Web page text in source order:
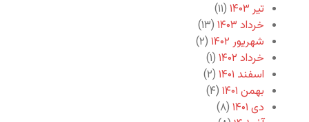
تیر ۱۴۰۳
(۱۱)
خرداد ۱۴۰۳
(۱۳)
شهریور ۱۴۰۲
(۲)
خرداد ۱۴۰۲
(۱)
اسفند ۱۴۰۱
(۲)
بهمن ۱۴۰۱
(۴)
دی ۱۴۰۱
(۸)